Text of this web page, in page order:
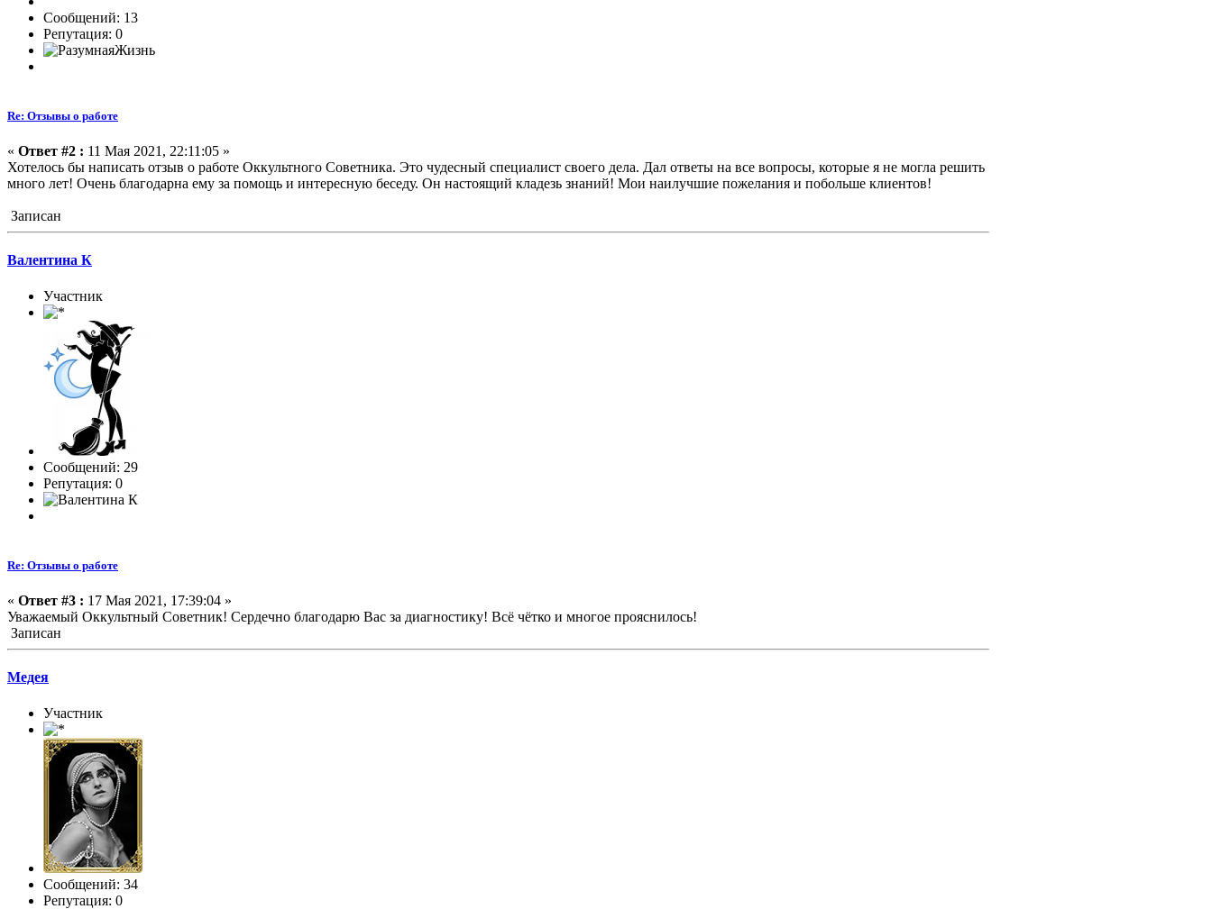
Сообщений: 13
Репутация: 0
Re: Отзывы о работе
« Ответ #2 : 11 Мая 2021, 22:11:05 »
Хотелось бы написать отзыв о работе Оккультного Советника. Это чудесный специалист своего дела. Дал ответы на все вопросы, которые я не могла решить
много лет! Очень благодарна ему за помощь и интересную беседу. Он настоящий кладезь знаний! Мои наилучшие пожелания и побольше клиентов!
Записан
Валентина К
Участник
Сообщений: 29
Репутация: 0
Re: Отзывы о работе
« Ответ #3 : 17 Мая 2021, 17:39:04 »
Уважаемый Оккультный Советник! Сердечно благодарю Вас за диагностику! Всё чётко и многое прояснилось!
Записан
Медея
Участник
Сообщений: 34
Репутация: 0